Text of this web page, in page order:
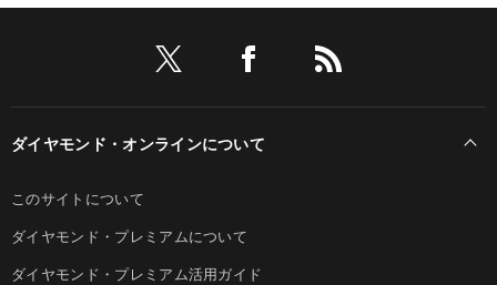
ダイヤモンド・オンラインについて
このサイトについて
ダイヤモンド・プレミアムについて
ダイヤモンド・プレミアム活用ガイド